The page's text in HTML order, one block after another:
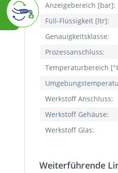
Anzeigebereich [bar]:
Füll-Flüssigkeit [ltr]:
Genauigkeitsklasse:
Prozessanschluss:
Temperaturbereich
Werkstoff Anschluss:
Werkstoff Gehäuse:
Werkstoff Glas:
Weiterführende